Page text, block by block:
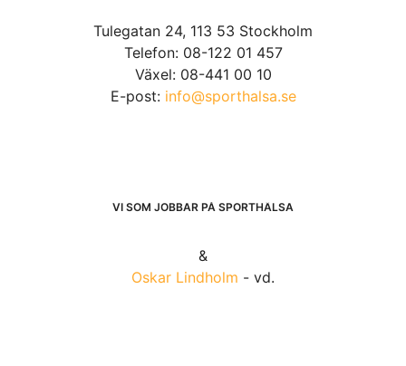
Tulegatan 24, 113 53 Stockholm
Telefon: 08-122 01 457
Växel: 08-441 00 10
E-post: info@sporthalsa.se
VI SOM JOBBAR PÅ SPORTHÄLSA
&
Oskar Lindholm - vd.